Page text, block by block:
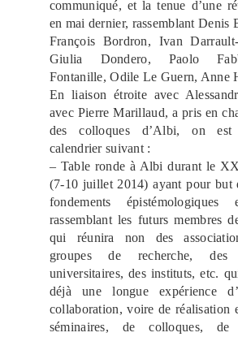
communiqué, et la tenue d’une
en mai dernier, rassemblant Denis
François Bordron, Ivan
Giulia Dondero, Paolo
Fontanille, Odile Le Guern, Anne
En liaison étroite avec
avec Pierre Marillaud, a pris en
des colloques d’Albi, on est
calendrier suivant :
– Table ronde à Albi durant le
(7-10 juillet 2014) ayant pour but
fondements épistémologiques
rassemblant les futurs membres
qui réunira non des
groupes de recherche, des
universitaires, des instituts, etc.
déjà une longue expérience
collaboration, voire de réalisation
séminaires, de colloques,